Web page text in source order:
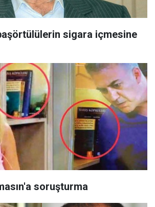
sigara içmesine
soruşturma